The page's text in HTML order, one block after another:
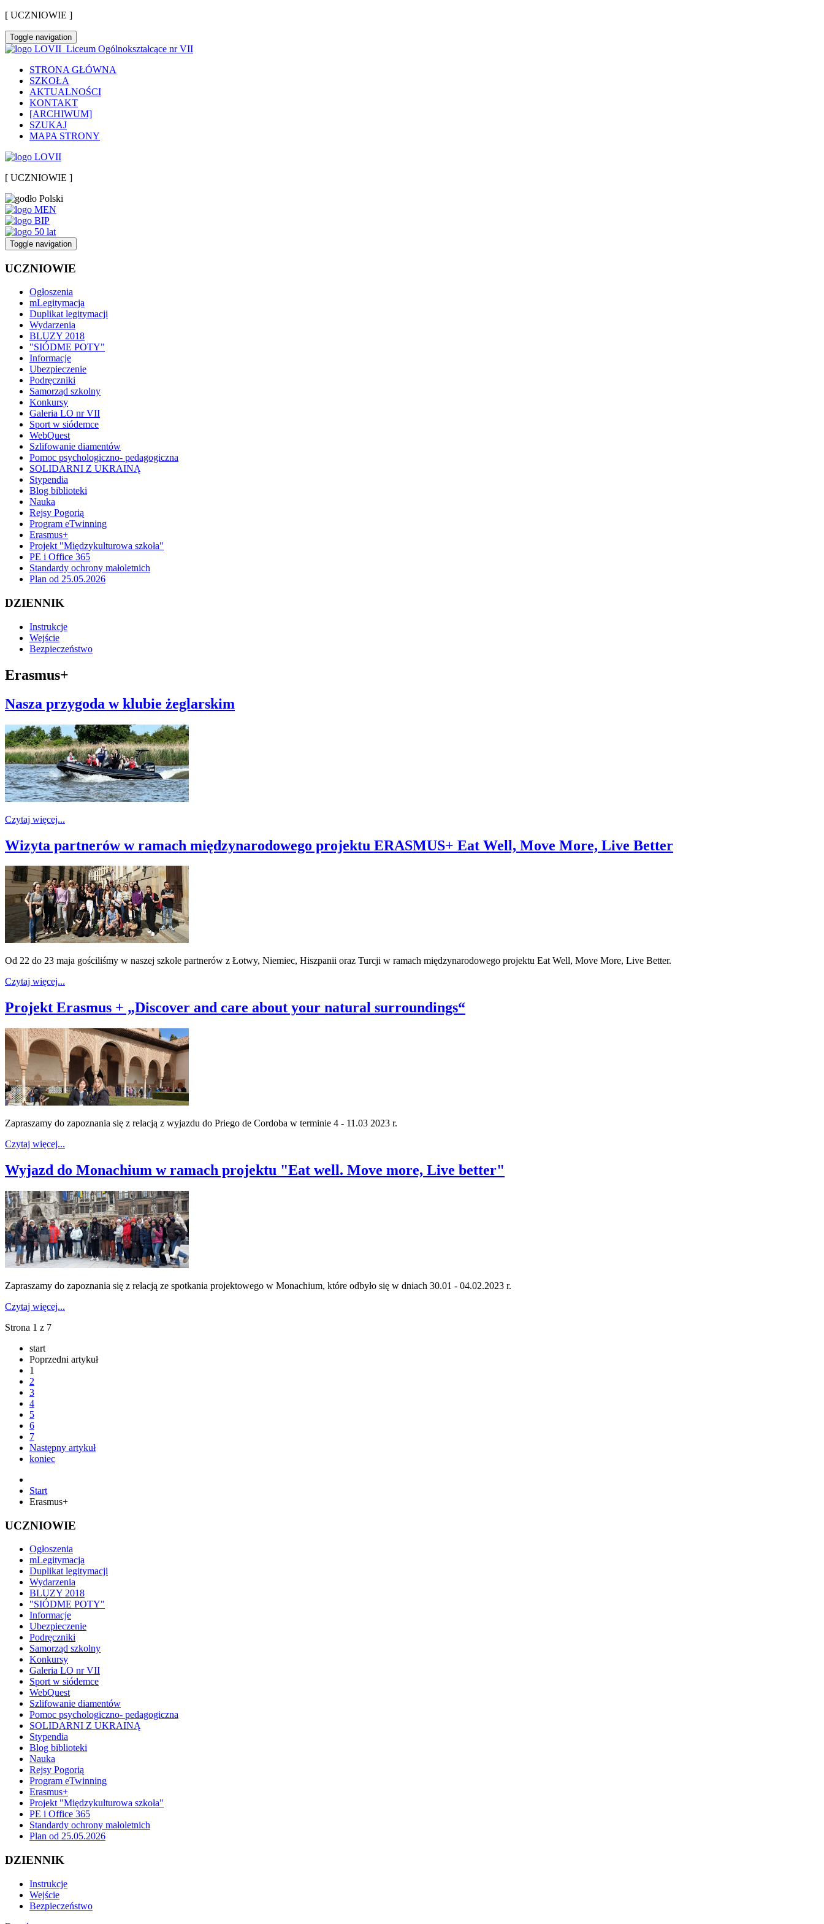
[ UCZNIOWIE ]
Toggle navigation
Liceum Ogólnokształcące nr VII
STRONA GŁÓWNA
SZKOŁA
AKTUALNOŚCI
KONTAKT
[ARCHIWUM]
SZUKAJ
MAPA STRONY
[ UCZNIOWIE ]
Toggle navigation
UCZNIOWIE
Ogłoszenia
mLegitymacja
Duplikat legitymacji
Wydarzenia
BLUZY 2018
"SIÓDME POTY"
Informacje
Ubezpieczenie
Podręczniki
Samorząd szkolny
Konkursy
Galeria LO nr VII
Sport w siódemce
WebQuest
Szlifowanie diamentów
Pomoc psychologiczno- pedagogiczna
SOLIDARNI Z UKRAINĄ
Stypendia
Blog biblioteki
Nauka
Rejsy Pogorią
Program eTwinning
Erasmus+
Projekt "Międzykulturowa szkoła"
PE i Office 365
Standardy ochrony małoletnich
Plan od 25.05.2026
DZIENNIK
Instrukcje
Wejście
Bezpieczeństwo
Erasmus+
Nasza przygoda w klubie żeglarskim
Czytaj więcej...
Wizyta partnerów w ramach międzynarodowego projektu ERASMUS+ Eat Well, Move More, Live Better
Od 22 do 23 maja gościliśmy w naszej szkole partnerów z Łotwy, Niemiec, Hiszpanii oraz Turcji w ramach międzynarodowego projektu Eat Well, Move More, Live Better.
Czytaj więcej...
Projekt Erasmus + „Discover and care about your natural surroundings“
Zapraszamy do zapoznania się z relacją z wyjazdu do Priego de Cordoba w terminie 4 - 11.03 2023 r.
Czytaj więcej...
Wyjazd do Monachium w ramach projektu "Eat well. Move more, Live better"
Zapraszamy do zapoznania się z relacją ze spotkania projektowego w Monachium, które odbyło się w dniach 30.01 - 04.02.2023 r.
Czytaj więcej...
Strona 1 z 7
start
Poprzedni artykuł
1
2
3
4
5
6
7
Następny artykuł
koniec
Start
Erasmus+
UCZNIOWIE
Ogłoszenia
mLegitymacja
Duplikat legitymacji
Wydarzenia
BLUZY 2018
"SIÓDME POTY"
Informacje
Ubezpieczenie
Podręczniki
Samorząd szkolny
Konkursy
Galeria LO nr VII
Sport w siódemce
WebQuest
Szlifowanie diamentów
Pomoc psychologiczno- pedagogiczna
SOLIDARNI Z UKRAINĄ
Stypendia
Blog biblioteki
Nauka
Rejsy Pogorią
Program eTwinning
Erasmus+
Projekt "Międzykulturowa szkoła"
PE i Office 365
Standardy ochrony małoletnich
Plan od 25.05.2026
DZIENNIK
Instrukcje
Wejście
Bezpieczeństwo